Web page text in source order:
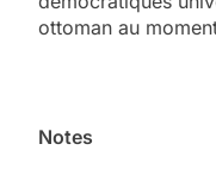
ottoman au
Notes